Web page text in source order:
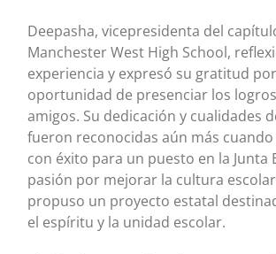
Deepasha, vicepresidenta del
Manchester West High School,
experiencia y expresó su gratitud
oportunidad de presenciar los
amigos. Su dedicación y cualidades
fueron reconocidas aún más
con éxito para un puesto en la Junta
pasión por mejorar la cultura
propuso un proyecto estatal
el espíritu y la unidad escolar.